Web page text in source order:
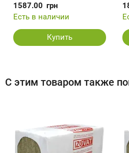
1587.00 грн
Есть в наличии
Купить
С этим товаром также